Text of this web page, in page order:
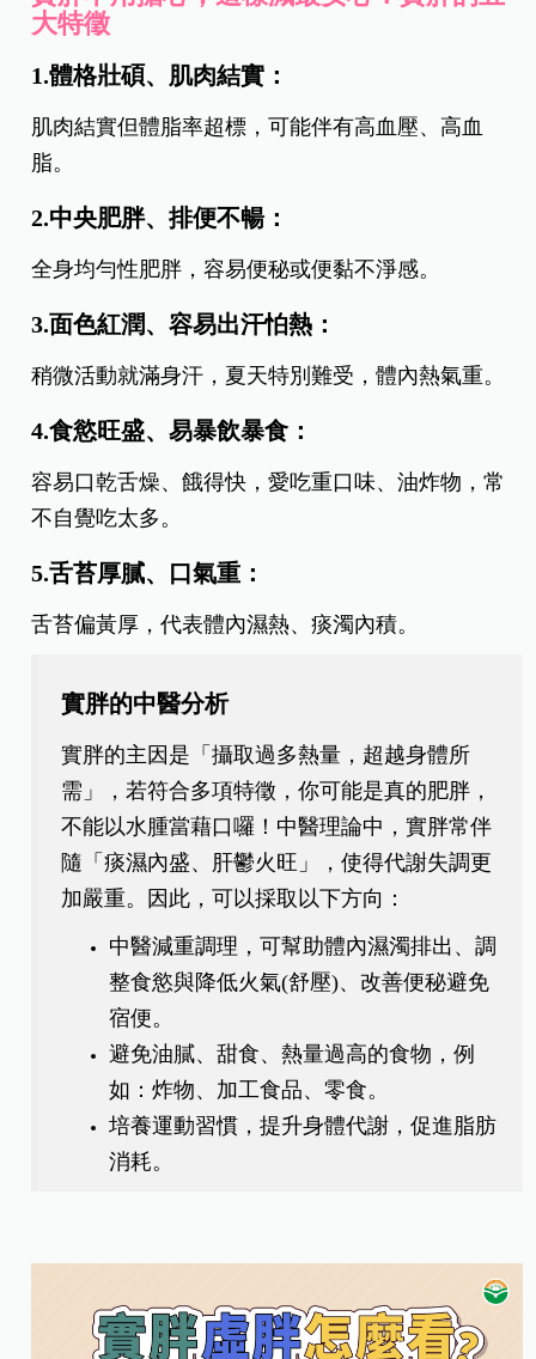
大特徵
1.體格壯碩、肌肉結實：
肌肉結實但體脂率超標，可能伴有高血壓、高血
脂。
2.中央肥胖、排便不暢：
全身均勻性肥胖，容易便秘或便黏不淨感。
3.面色紅潤、容易出汗怕熱：
稍微活動就滿身汗，夏天特別難受，體內熱氣重。
4.食慾旺盛、易暴飲暴食：
容易口乾舌燥、餓得快，愛吃重口味、油炸物，常
不自覺吃太多。
5.舌苔厚膩、口氣重：
舌苔偏黃厚，代表體內濕熱、痰濁內積。
實胖的中醫分析
實胖的主因是「攝取過多熱量，超越身體所
需」，若符合多項特徵，你可能是真的肥胖，
不能以水腫當藉口囉！中醫理論中，實胖常伴
隨「痰濕內盛、肝鬱火旺」，使得代謝失調更
加嚴重。因此，可以採取以下方向：
中醫減重調理，可幫助體內濕濁排出、調
整食慾與降低火氣(舒壓)、改善便秘避免
宿便。
避免油膩、甜食、熱量過高的食物，例
如：炸物、加工食品、零食。
培養運動習慣，提升身體代謝，促進脂肪
消耗。